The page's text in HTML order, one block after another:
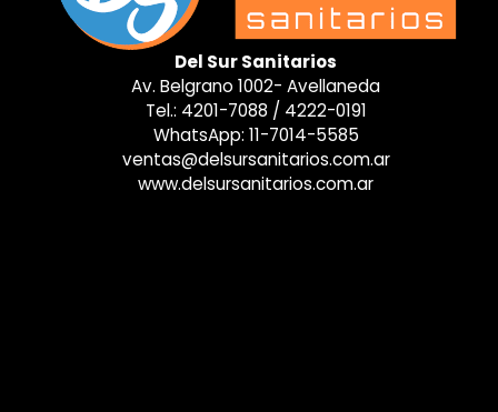
Del Sur Sanitarios
Av. Belgrano 1002- Avellaneda
Tel.: 4201-7088 / 4222-0191
WhatsApp: 11-7014-5585
ventas@delsursanitarios.com.ar
www.delsursanitarios.com.ar